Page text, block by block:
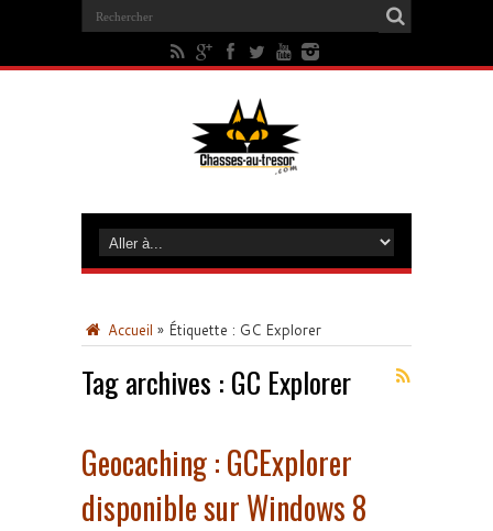
Accueil » Étiquette : GC Explorer
Tag archives : GC Explorer
Geocaching : GCExplorer
disponible sur Windows 8